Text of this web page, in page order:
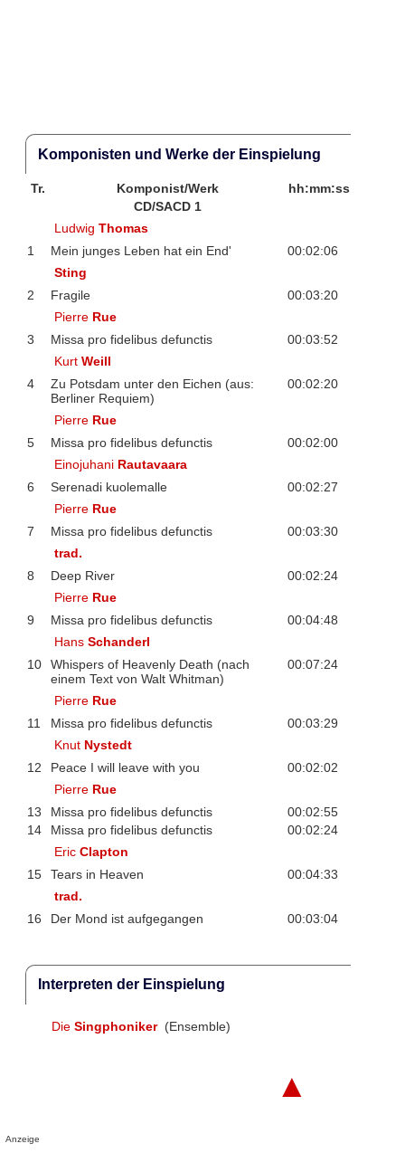
Komponisten und Werke der Einspielung
Tr. Komponist/Werk
hh:mm:ss
CD/SACD 1
LudwigThomas
1
Mein junges Leben hat ein End'
00:02:06
Sting
2
Fragile
00:03:20
Pierre Rue
3
Missa pro fidelibus defunctis
00:03:52
KurtWeill
4
Zu Potsdam unter den Eichen (aus:
Berliner Requiem)
00:02:20
Pierre Rue
5
Missa pro fidelibus defunctis
00:02:00
Einojuhani Rautavaara
6
Serenadi kuolemalle
00:02:27
Pierre Rue
7
Missa pro fidelibus defunctis
00:03:30
trad.
8
Deep River
00:02:24
Pierre Rue
9
Missa pro fidelibus defunctis
00:04:48
HansSchanderl
10
Whispers of Heavenly Death (nach
einem Text von Walt Whitman)
00:07:24
Pierre Rue
11
Missa pro fidelibus defunctis
00:03:29
Knut Nystedt
12
Peace I will leave with you
00:02:02
Pierre Rue
13
Missa pro fidelibus defunctis
00:02:55
14
Missa pro fidelibus defunctis
00:02:24
EricClapton
15
Tears in Heaven
00:04:33
trad.
16
Der Mond ist aufgegangen 00:03:04
Interpreten der Einspielung
Die Singphoniker (Ensemble)
▲
Anzeige